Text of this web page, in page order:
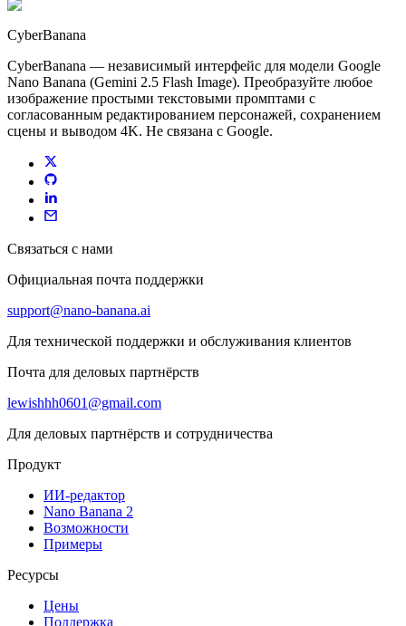
CyberBanana
CyberBanana — независимый интерфейс для модели Google
Nano Banana (Gemini 2.5 Flash Image). Преобразуйте любое
изображение простыми текстовыми промптами с
согласованным редактированием персонажей, сохранением
сцены и выводом 4K. Не связана с Google.
Связаться с нами
Официальная почта поддержки
support@nano-banana.ai
Для технической поддержки и обслуживания клиентов
Почта для деловых партнёрств
lewishhh0601@gmail.com
Для деловых партнёрств и сотрудничества
Продукт
ИИ-редактор
Nano Banana 2
Возможности
Примеры
Ресурсы
Цены
Поддержка